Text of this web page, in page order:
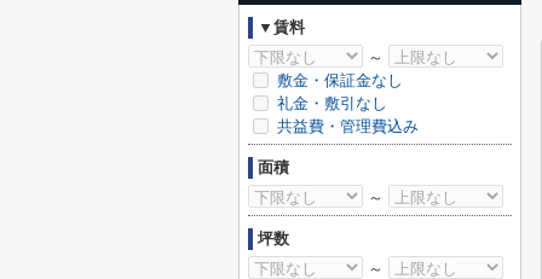
▼賃料
～
敷金・保証金なし
礼金・敷引なし
共益費・管理費込み
面積
～
坪数
～